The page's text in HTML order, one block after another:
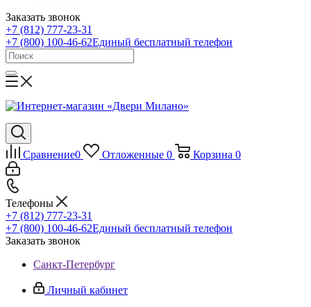
Заказать звонок
+7 (812) 777-23-31
+7 (800) 100-46-62Единый бесплатный телефон
Сравнение0 Отложенные 0 Корзина 0
Телефоны
+7 (812) 777-23-31
+7 (800) 100-46-62Единый бесплатный телефон
Заказать звонок
Санкт-Петербург
Личный кабинет